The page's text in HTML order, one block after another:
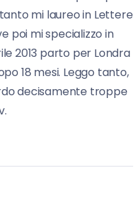
mi laureo in Lettere
poi mi specializzo in
2013 parto per Londra
18 mesi. Leggo tanto,
decisamente troppe